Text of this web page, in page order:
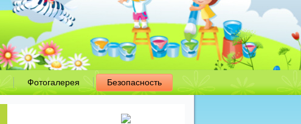
Фотогалерея Безопасность